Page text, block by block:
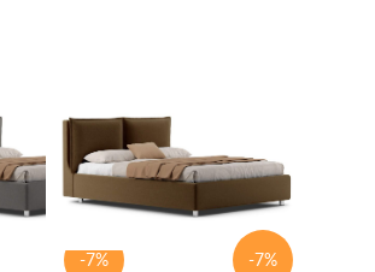
-7% -7%